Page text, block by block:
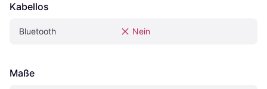
Kabellos
Bluetooth Nein
Maße